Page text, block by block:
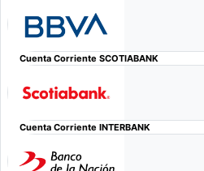
Cuenta Corriente SCOTIABANK
Cuenta Corriente INTERBANK